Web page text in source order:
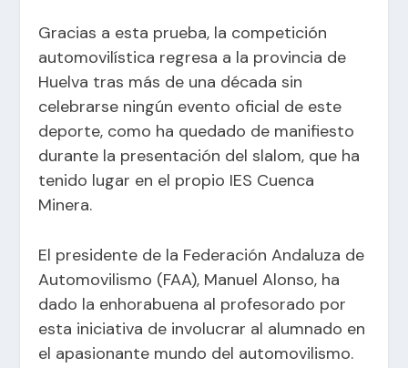
Gracias a esta prueba, la competición
automovilística regresa a la provincia de
Huelva tras más de una década sin
celebrarse ningún evento oficial de este
deporte, como ha quedado de manifiesto
durante la presentación del slalom, que ha
tenido lugar en el propio IES Cuenca
Minera.
El presidente de la Federación Andaluza de
Automovilismo (FAA), Manuel Alonso, ha
dado la enhorabuena al profesorado por
esta iniciativa de involucrar al alumnado en
el apasionante mundo del automovilismo.